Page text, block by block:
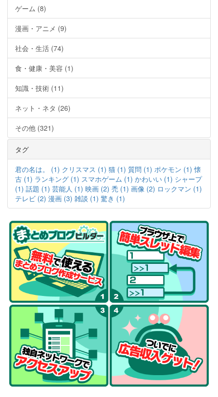
ゲーム (8)
漫画・アニメ (9)
社会・生活 (74)
食・健康・美容 (1)
知識・技術 (11)
ネット・ネタ (26)
その他 (321)
タグ
君の名は。 (1) クリスマス (1) 猫 (1) 質問 (1) ポケモン (1) 懐
古 (1) ランキング (1) スマホゲーム (1) かわいい (1) シャープ
(1) 話題 (1) 芸能人 (1) 映画 (2) 禿 (1) 画像 (2) ロックマン (1)
テレビ (2) 漫画 (3) 雑談 (1) 驚き (1)